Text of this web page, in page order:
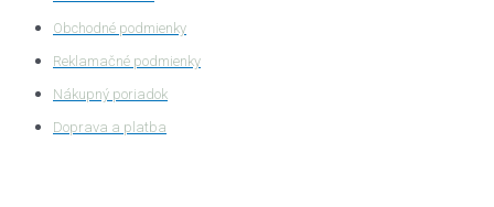
Obchodné podmienky
Reklamačné podmienky
Nákupný poriadok
Doprava a platba